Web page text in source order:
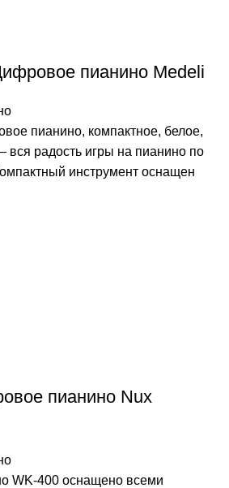
пианино Medeli
пианино, компактное, белое,
вся радость игры на пианино по
инструмент оснащен
пианино Nux
WK-400 оснащено всеми